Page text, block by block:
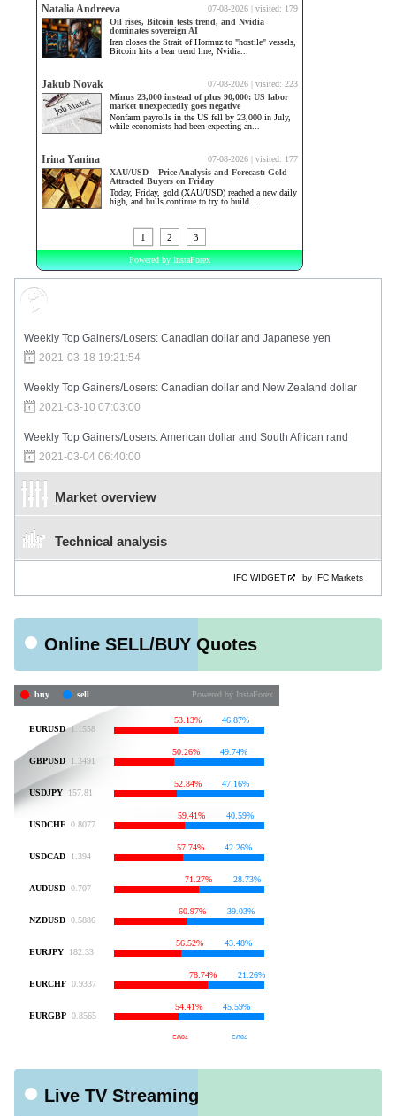
Weekly Top Gainers/Losers: Canadian dollar and Japanese yen
2021-03-18 19:21:54
Weekly Top Gainers/Losers: Canadian dollar and New Zealand dollar
2021-03-10 07:03:00
Weekly Top Gainers/Losers: American dollar and South African rand
2021-03-04 06:40:00
Market overview
Technical analysis
IFC WIDGET by IFC Markets
Online SELL/BUY Quotes
Live TV Streaming